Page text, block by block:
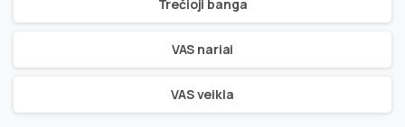
Trečioji banga
VAS nariai
VAS veikla